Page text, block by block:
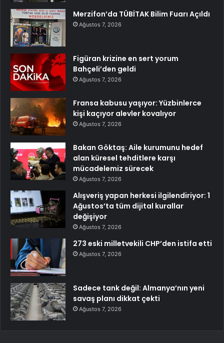
Merzifon’da TÜBİTAK Bilim Fuarı Açıldı
Ağustos 7, 2026
Figüran krizine en sert yorum
Bahçeli’den geldi
Ağustos 7, 2026
Fransa kabusu yaşıyor: Yüzbinlerce
kişi kaçıyor alevler kovalıyor
Ağustos 7, 2026
Bakan Göktaş: Aile kurumunu hedef
alan küresel tehditlere karşı
mücadelemiz sürecek
Ağustos 7, 2026
Alışveriş yapan herkesi ilgilendiriyor: 1
Ağustos’ta tüm dijital kurallar
değişiyor
Ağustos 7, 2026
273 eski milletvekili CHP’den istifa etti
Ağustos 7, 2026
Sadece tank değil: Almanya’nın yeni
savaş planı dikkat çekti
Ağustos 7, 2026